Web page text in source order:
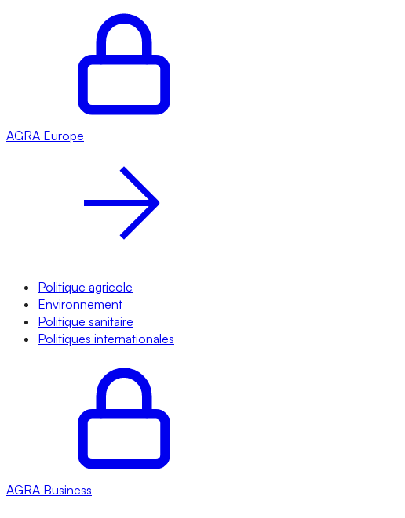
AGRA Europe
Politique agricole
Environnement
Politique sanitaire
Politiques internationales
AGRA Business